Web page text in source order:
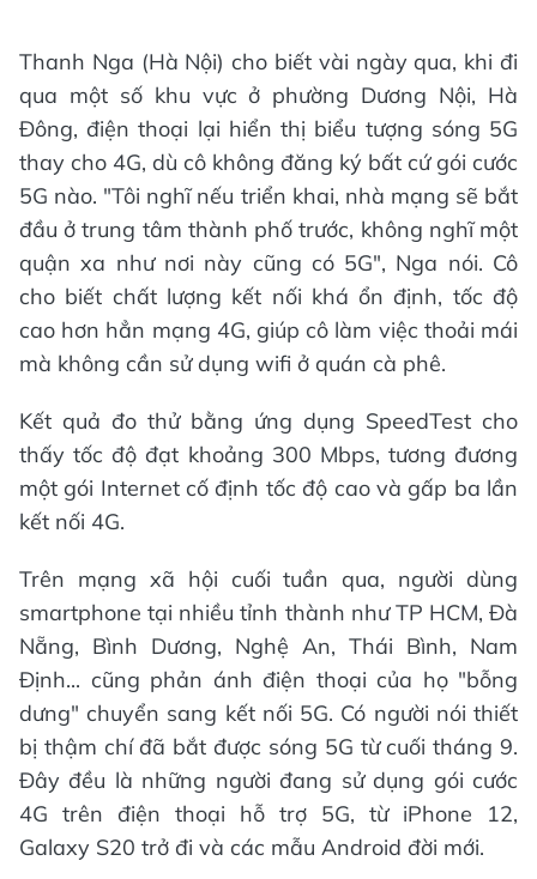
Thanh Nga (Hà Nội) cho biết vài ngày qua, khi đi
qua một số khu vực ở phường Dương Nội, Hà
Đông, điện thoại lại hiển thị biểu tượng sóng 5G
thay cho 4G, dù cô không đăng ký bất cứ gói cước
5G nào. "Tôi nghĩ nếu triển khai, nhà mạng sẽ bắt
đầu ở trung tâm thành phố trước, không nghĩ một
quận xa như nơi này cũng có 5G", Nga nói. Cô
cho biết chất lượng kết nối khá ổn định, tốc độ
cao hơn hẳn mạng 4G, giúp cô làm việc thoải mái
mà không cần sử dụng wifi ở quán cà phê.
Kết quả đo thử bằng ứng dụng SpeedTest cho
thấy tốc độ đạt khoảng 300 Mbps, tương đương
một gói Internet cố định tốc độ cao và gấp ba lần
kết nối 4G.
Trên mạng xã hội cuối tuần qua, người dùng
smartphone tại nhiều tỉnh thành như TP HCM, Đà
Nẵng, Bình Dương, Nghệ An, Thái Bình, Nam
Định... cũng phản ánh điện thoại của họ "bỗng
dưng" chuyển sang kết nối 5G. Có người nói thiết
bị thậm chí đã bắt được sóng 5G từ cuối tháng 9.
Đây đều là những người đang sử dụng gói cước
4G trên điện thoại hỗ trợ 5G, từ iPhone 12,
Galaxy S20 trở đi và các mẫu Android đời mới.